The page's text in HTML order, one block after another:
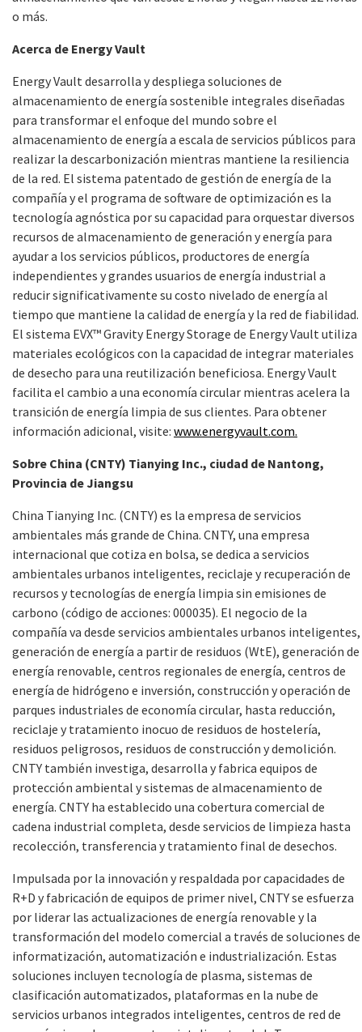
o más.
Acerca de Energy Vault
Energy Vault desarrolla y despliega soluciones de
almacenamiento de energía sostenible integrales diseñadas
para transformar el enfoque del mundo sobre el
almacenamiento de energía a escala de servicios públicos para
realizar la descarbonización mientras mantiene la resiliencia
de la red. El sistema patentado de gestión de energía de la
compañía y el programa de software de optimización es la
tecnología agnóstica por su capacidad para orquestar diversos
recursos de almacenamiento de generación y energía para
ayudar a los servicios públicos, productores de energía
independientes y grandes usuarios de energía industrial a
reducir significativamente su costo nivelado de energía al
tiempo que mantiene la calidad de energía y la red de fiabilidad.
El sistema EVX™ Gravity Energy Storage de Energy Vault utiliza
materiales ecológicos con la capacidad de integrar materiales
de desecho para una reutilización beneficiosa. Energy Vault
facilita el cambio a una economía circular mientras acelera la
transición de energía limpia de sus clientes. Para obtener
información adicional, visite: www.energyvault.com.
Sobre China (CNTY) Tianying Inc., ciudad de Nantong,
Provincia de Jiangsu
China Tianying Inc. (CNTY) es la empresa de servicios
ambientales más grande de China. CNTY, una empresa
internacional que cotiza en bolsa, se dedica a servicios
ambientales urbanos inteligentes, reciclaje y recuperación de
recursos y tecnologías de energía limpia sin emisiones de
carbono (código de acciones: 000035). El negocio de la
compañía va desde servicios ambientales urbanos inteligentes,
generación de energía a partir de residuos (WtE), generación de
energía renovable, centros regionales de energía, centros de
energía de hidrógeno e inversión, construcción y operación de
parques industriales de economía circular, hasta reducción,
reciclaje y tratamiento inocuo de residuos de hostelería,
residuos peligrosos, residuos de construcción y demolición.
CNTY también investiga, desarrolla y fabrica equipos de
protección ambiental y sistemas de almacenamiento de
energía. CNTY ha establecido una cobertura comercial de
cadena industrial completa, desde servicios de limpieza hasta
recolección, transferencia y tratamiento final de desechos.
Impulsada por la innovación y respaldada por capacidades de
R+D y fabricación de equipos de primer nivel, CNTY se esfuerza
por liderar las actualizaciones de energía renovable y la
transformación del modelo comercial a través de soluciones de
informatización, automatización e industrialización. Estas
soluciones incluyen tecnología de plasma, sistemas de
clasificación automatizados, plataformas en la nube de
servicios urbanos integrados inteligentes, centros de red de